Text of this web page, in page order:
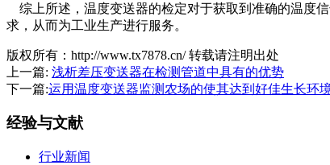
综上所述，温度变送器的检定对于获取到准确的温度
求，从而为工业生产进行服务。
版权所有：http://www.tx7878.cn/ 转载请注明出处
上一篇: 浅析差压变送器在检测管道中具有的优势
下一篇:运用温度变送器监测农场的使其达到好佳生长环
经验与文献
行业新闻